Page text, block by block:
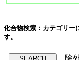
化合物検索：カテゴリー
す。
除